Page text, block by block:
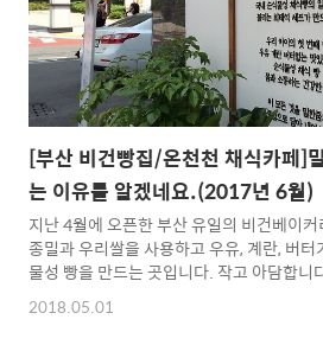
[부산 비건빵집/온천천 채식카페]
는 이유를 알겠네요.(2017년 6월)
지난 4월에 오픈한 부산 유일의 비건베이
종밀과 우리쌀을 사용하고 우유, 계란, 버터
물성 빵을 만드는 곳입니다. 작고 아담합
한 빵" 현미 치아바타도 좋지만 사진에 없는
습니다. 치아바타보다 좀 더 활기찬 맛이 나
2018.05.01